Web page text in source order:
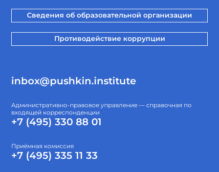
Сведения об образовательной организации
Противодействие коррупции
inbox@pushkin.institute
Административно-правовое управление — справочная по
входящей корреспонденции
+7 (495) 330 88 01
Приёмная комиссия
+7 (495) 335 11 33